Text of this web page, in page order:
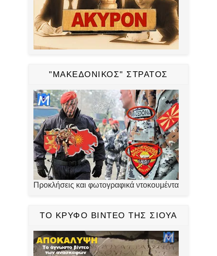
"ΜΑΚΕΔΟΝΙΚΟΣ" ΣΤΡΑΤΟΣ
Προκλήσεις και φωτογραφικά ντοκουμέντα
ΤΟ ΚΡΥΦΟ ΒΙΝΤΕΟ ΤΗΣ ΣΙΟΥΑ